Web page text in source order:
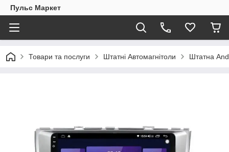
Пульс Маркет
Товари та послуги Штатні Автомагнітоли Штатна